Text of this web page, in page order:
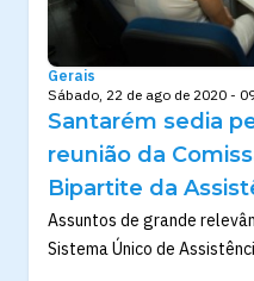
Gerais
Sábado, 22 de ago de 2020 -
Santarém sedia
reunião da
Bipartite da
Assuntos de grande
Sistema Único de